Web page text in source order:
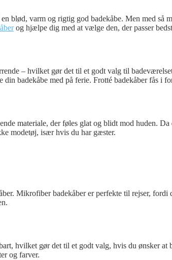
blød, varm og rigtig god badekåbe. Men med
og hjælpe dig med at vælge den, der passer
– hvilket gør det til et godt valg til
badekåbe med på ferie. Frotté badekåber fås
materiale, der føles glat og blidt mod huden.
modetøj, især hvis du har gæster.
Mikrofiber badekåber er perfekte til rejser, fordi
hvilket gør det til et godt valg, hvis du ønsker
og farver.